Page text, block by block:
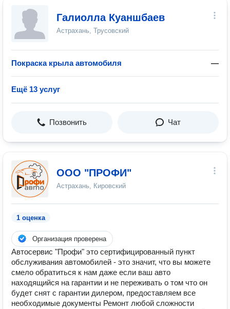
Галиолла Куаншбаев
Астрахань, Трусовский
Покраска крыла автомобиля —
Ещё 13 услуг
Позвонить Чат
ООО "ПРОФИ"
Астрахань, Кировский
1 оценка
Организация проверена
Автосервис "Профи" это сертифицированный пункт
обслуживания автомобилей - это значит, что вы можете
смело обратиться к нам даже если ваш авто
находящийся на гарантии и не переживать о том что он
будет снят с гарантии дилером, предоставляем все
необходимые документы Ремонт любой сложности